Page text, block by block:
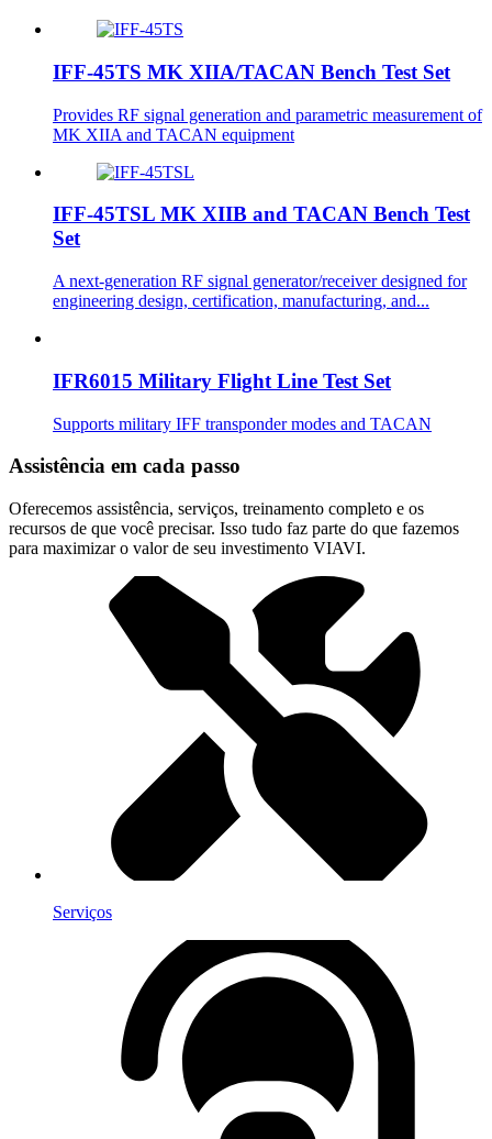
IFF-45TS MK XIIA/TACAN Bench Test Set
Provides RF signal generation and parametric measurement of
MK XIIA and TACAN equipment
IFF-45TSL MK XIIB and TACAN Bench Test
Set
A next-generation RF signal generator/receiver designed for
engineering design, certification, manufacturing, and...
IFR6015 Military Flight Line Test Set
Supports military IFF transponder modes and TACAN
Assistência em cada passo
Oferecemos assistência, serviços, treinamento completo e os
recursos de que você precisar. Isso tudo faz parte do que fazemos
para maximizar o valor de seu investimento VIAVI.
Serviços